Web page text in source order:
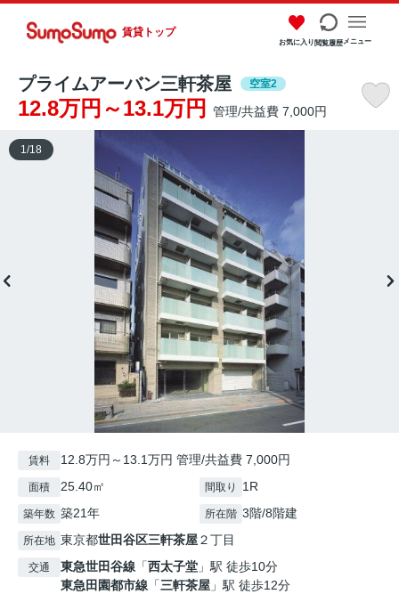
賃貸トップ
お気に入り閲覧履歴メニュー
プライムアーバン三軒茶屋 空室2
12.8万円～13.1万円 管理/共益費 7,000円
1 /18
賃料 12.8万円～13.1万円 管理/共益費 7,000円
面積 25.40㎡ 間取り 1R
築年数 築21年 所在階 3階/8階建
所在地 東京都世田谷区三軒茶屋２丁目
交通 東急世田谷線 「西太子堂 」駅 徒歩10分
東急田園都市線 「三軒茶屋 」駅 徒歩12分